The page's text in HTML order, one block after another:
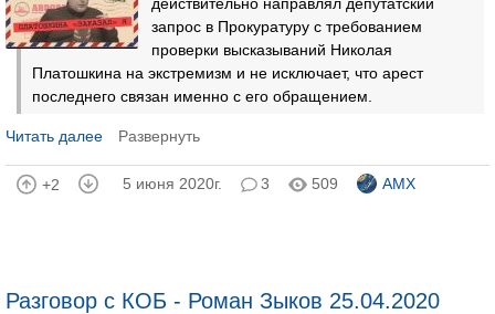
запрос в Прокуратуру с требованием
проверки высказываний Николая
Платошкина на экстремизм и не исключает, что арест
последнего связан именно с его обращением.
Читать далее Развернуть
+2 5 июня 2020г. 3 509 AMX
Разговор с КОБ - Роман Зыков 25.04.2020